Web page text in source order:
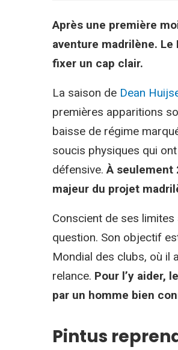
Après une première
aventure madrilène.
fixer un cap clair.
La saison de Dean
premières apparitions
baisse de régime
soucis physiques qui
défensive.À seulement
majeur du projet
Conscient de ses
question. Son objectif
Mondial des clubs, où il
relance. Pour l’y aider, le
par un homme bien
Pintus